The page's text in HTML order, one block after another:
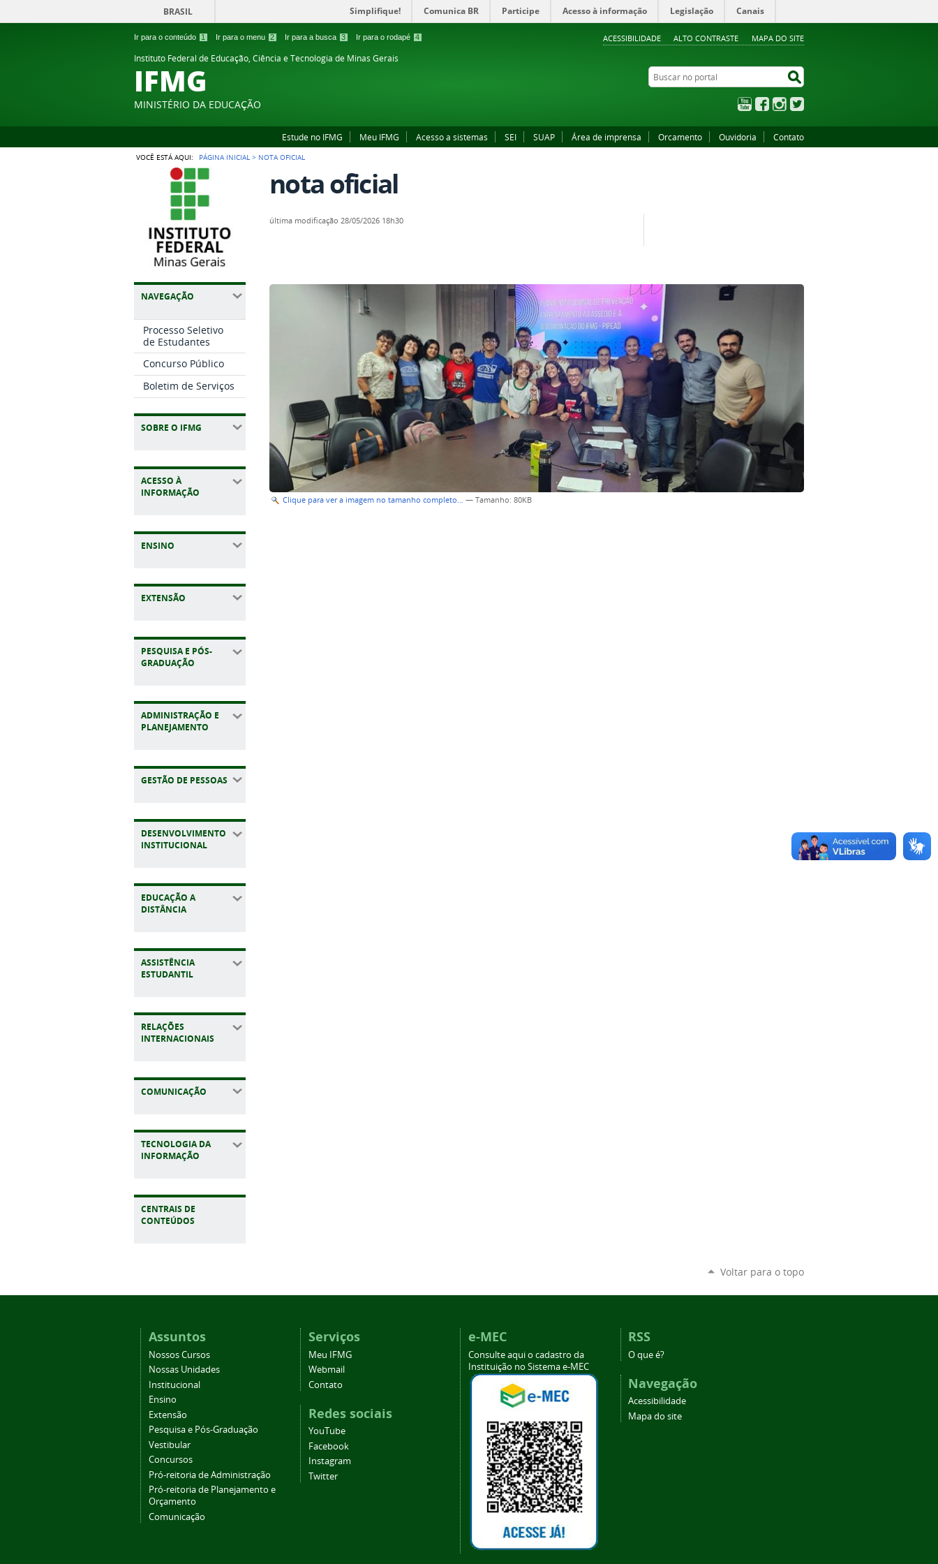
Ir para o conteúdo 1 Ir para o menu 2 Ir para a busca 3 Ir para o rodapé 4 ACESSIBILIDADE ALTO CONTRASTE MAPA DO SITE
BRASIL Simplifique! Comunica BR Participe Acesso à informação Legislação Canais
Instituto Federal de Educação, Ciência e Tecnologia de Minas Gerais
IFMG
MINISTÉRIO DA EDUCAÇÃO
Buscar no portal
YouTubeFacebookInstagram
Estude no IFMG Meu IFMG Acesso a sistemas SEI SUAP Área de imprensa Orcamento Ouvidoria Contato
VOCÊ ESTÁ AQUI: PÁGINA INICIAL > NOTA OFICIAL
NAVEGAÇÃO
Processo Seletivo
de Estudantes
Concurso Público
Boletim de Serviços
SOBRE O IFMG
ACESSO À
INFORMAÇÃO
ENSINO
EXTENSÃO
PESQUISA E PÓS-
GRADUAÇÃO
ADMINISTRAÇÃO E
PLANEJAMENTO
GESTÃO DE PESSOAS
DESENVOLVIMENTO
INSTITUCIONAL
EDUCAÇÃO A
DISTÂNCIA
ASSISTÊNCIA
ESTUDANTIL
RELAÇÕES
INTERNACIONAIS
COMUNICAÇÃO
TECNOLOGIA DA
INFORMAÇÃO
CENTRAIS DE
CONTEÚDOS
nota oficial
última modificação 28/05/2026 18h30
Clique para ver a imagem no tamanho completo… —Tamanho: 80KB
Voltar para o topo
Assuntos
Nossos Cursos
Nossas Unidades
Institucional
Ensino
Extensão
Pesquisa e Pós-Graduação
Vestibular
Concursos
Pró-reitoria de Administração
Pró-reitoria de Planejamento e
Orçamento
Comunicação
Serviços
Meu IFMG
Webmail
Contato
Redes sociais
YouTube
Facebook
Instagram
Twitter
e-MEC
Consulte aqui o cadastro da
Instituição no Sistema e-MEC
RSS
O que é?
Navegação
Acessibilidade
Mapa do site